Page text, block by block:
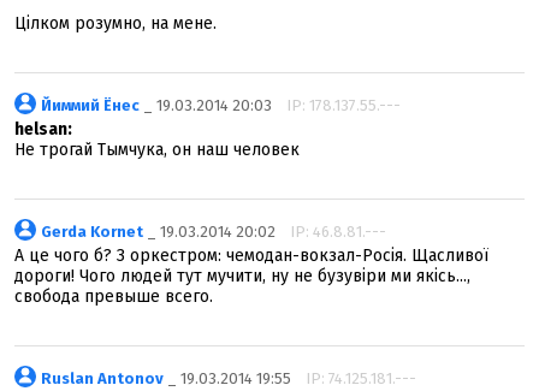
Цілком розумно, на мене.
Йиммий Ёнес _ 19.03.2014 20:03 IP: 178.137.55.---
helsan:
Не трогай Тымчука, он наш человек
Gerda Kornet _ 19.03.2014 20:02 IP: 46.8.81.---
А це чого б? З оркестром: чемодан-вокзал-Росія. Щасливої
дороги! Чого людей тут мучити, ну не бузувіри ми якісь...,
свобода превыше всего.
Ruslan Antonov _ 19.03.2014 19:55 IP: 74.125.181.---